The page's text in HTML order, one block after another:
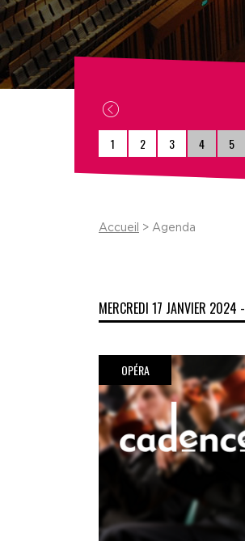
1 2 3 4 5
Accueil > Agenda
MERCREDI 17 JANVIER 2024 -
OPÉRA